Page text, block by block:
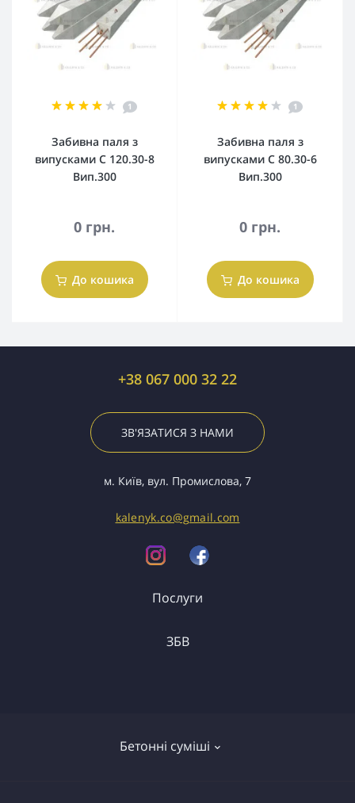
1
Забивна паля з
випусками С 120.30-8
Вип.300
0 грн.
До кошика
1
Забивна паля з
випусками С 80.30-6
Вип.300
0 грн.
До кошика
+38 067 000 32 22
ЗВ'ЯЗАТИСЯ З НАМИ
м. Київ, вул. Промислова, 7
kalenyk.co@gmail.com
Бетонні суміші
Послуги
Вантажоперевезення
ЗБВ
Сходи